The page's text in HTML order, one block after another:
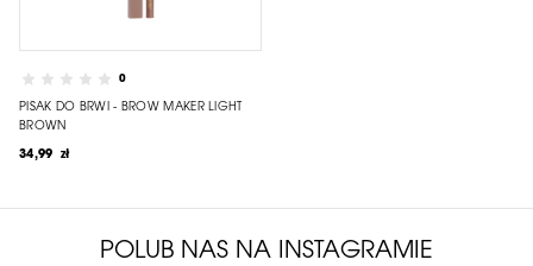
0
PISAK DO BRWI - BROW MAKER LIGHT
BROWN
34,99 zł
POLUB NAS NA INSTAGRAMIE